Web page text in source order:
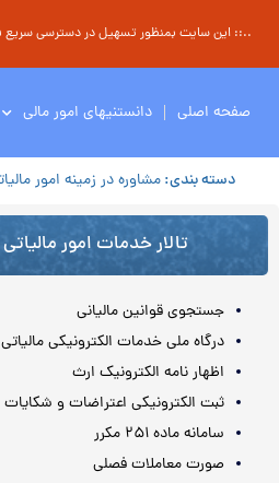
..:: این سایت بمنظور تسهیل در دسترسی سریع
صفحه اصلی دانستنیهای امور مالی
دسته بندی:مشاوره در زمینه امور
تالار خدمات امور مالیاتی
جستجوی قوانین مالیانی
درگاه ملی خدمات الکترونیکی مالیاتی
اظهار نامه الکترونیک ارث
ثبت الکترونیکی اعتراضات و شکایات
سامانه ماده ۲۵۱ مکرر
صورت معاملات فصلی